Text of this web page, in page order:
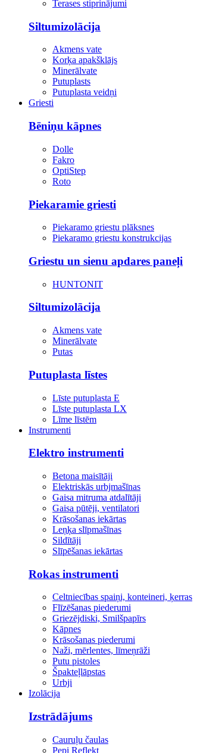
Terases stiprinājumi
Siltumizolācija
Akmens vate
Korķa apakšklājs
Minerālvate
Putuplasts
Putuplasta veidņi
Griesti
Bēniņu kāpnes
Dolle
Fakro
OptiStep
Roto
Piekaramie griesti
Piekaramo griestu plāksnes
Piekaramo griestu konstrukcijas
Griestu un sienu apdares paneļi
HUNTONIT
Siltumizolācija
Akmens vate
Minerālvate
Putas
Putuplasta līstes
Līste putuplasta E
Līste putuplasta LX
Līme līstēm
Instrumenti
Elektro instrumenti
Betona maisītāji
Elektriskās urbjmašīnas
Gaisa mitruma atdalītāji
Gaisa pūtēji, ventilatori
Krāsošanas iekārtas
Leņķa slīpmašīnas
Sildītāji
Slīpēšanas iekārtas
Rokas instrumenti
Celtniecības spaiņi, konteineri, ķerras
Flīzēšanas piederumi
Griezējdiski, Smilšpapīrs
Kāpnes
Krāsošanas piederumi
Naži, mērlentes, līmeņrāži
Putu pistoles
Špakteļlāpstas
Urbji
Izolācija
Izstrādājums
Cauruļu čaulas
Pepi Reflekt